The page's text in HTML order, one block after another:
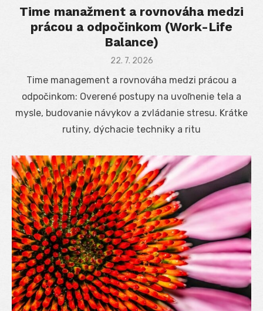
Time manažment a rovnováha medzi
prácou a odpočinkom (Work-Life
Balance)
Posted
22. 7. 2026
Time management a rovnováha medzi prácou a
odpočinkom: Overené postupy na uvoľnenie tela a
mysle, budovanie návykov a zvládanie stresu. Krátke
rutiny, dýchacie techniky a ritu